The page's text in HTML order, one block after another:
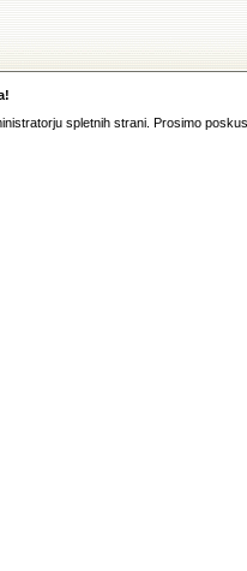
spletnih strani. Prosimo